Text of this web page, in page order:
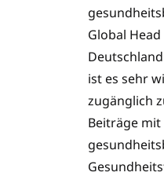
Global
ist es sehr
zugänglich
Beiträge